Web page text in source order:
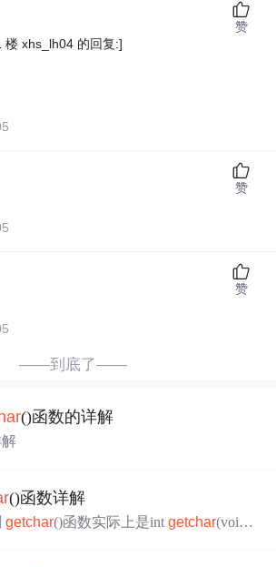
楼 xhs_lh04 的回复:]
赞
赞
赞
——到底了——
()函数的详解
()函数详解
getchar()函数实际上是intgetchar(voi